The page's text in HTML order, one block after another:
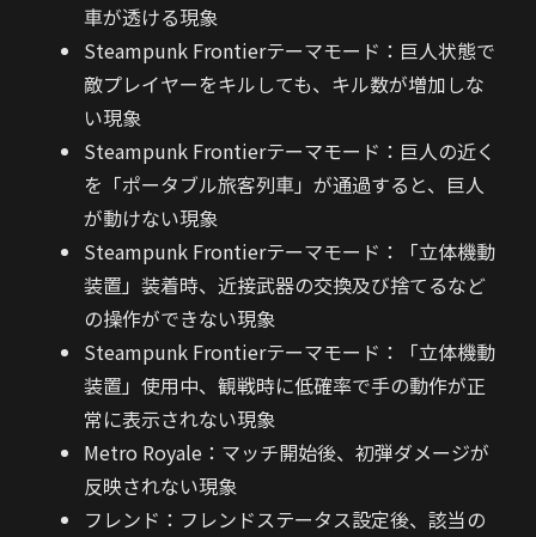
車が透ける現象
Steampunk Frontierテーマモード：巨人状態で
敵プレイヤーをキルしても、キル数が増加しな
い現象
Steampunk Frontierテーマモード：巨人の近く
を「ポータブル旅客列車」が通過すると、巨人
が動けない現象
Steampunk Frontierテーマモード：「立体機動
装置」装着時、近接武器の交換及び捨てるなど
の操作ができない現象
Steampunk Frontierテーマモード：「立体機動
装置」使用中、観戦時に低確率で手の動作が正
常に表示されない現象
Metro Royale：マッチ開始後、初弾ダメージが
反映されない現象
フレンド：フレンドステータス設定後、該当の